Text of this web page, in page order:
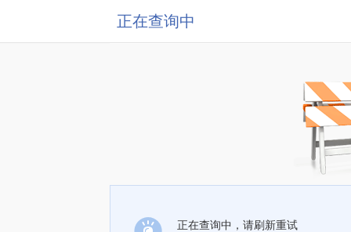
正在查询中
正在查询中，请刷新重试